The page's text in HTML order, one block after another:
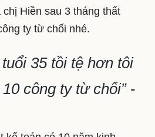
Hiền sau 3 tháng thất
ty từ chối nhé.
35 tồi tệ hơn tôi
công ty từ chối”-